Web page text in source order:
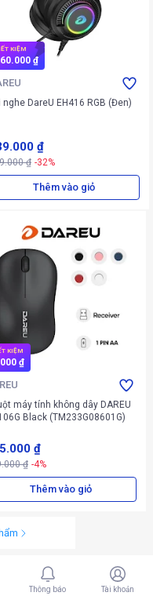
KIỆM
₫
nghe DareU EH416 RGB (Đen)
₫
₫ -32%
Thêm vào giỏ
KIỆM
₫
máy tính không dây DAREU
Black (TM233G08601G)
₫
₫ -4%
Thêm vào giỏ
Thông báo Tài khoản